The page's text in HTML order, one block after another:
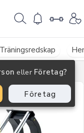
eller Företag?
Företag
Träningsredskap